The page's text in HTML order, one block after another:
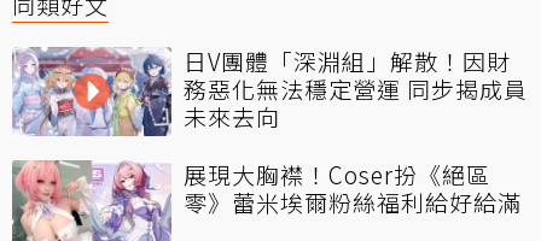
日V團體「深淵組」解散！因財
務惡化無法穩定營運 同步揭成員
未來去向
展現大胸襟！Coser扮《絕區
零》蕾米埃爾粉絲福利給好給滿